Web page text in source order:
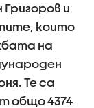
и
които
на
Те са
общо 4374